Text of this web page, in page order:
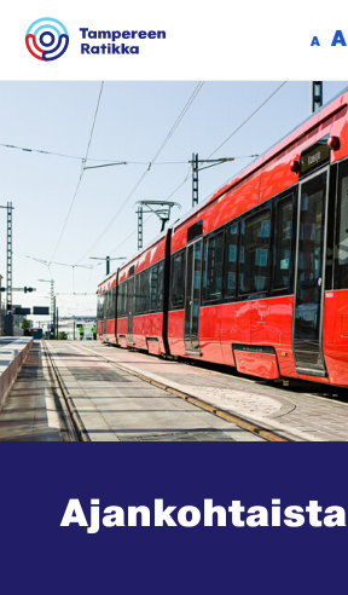
A A
Ajankohtaista